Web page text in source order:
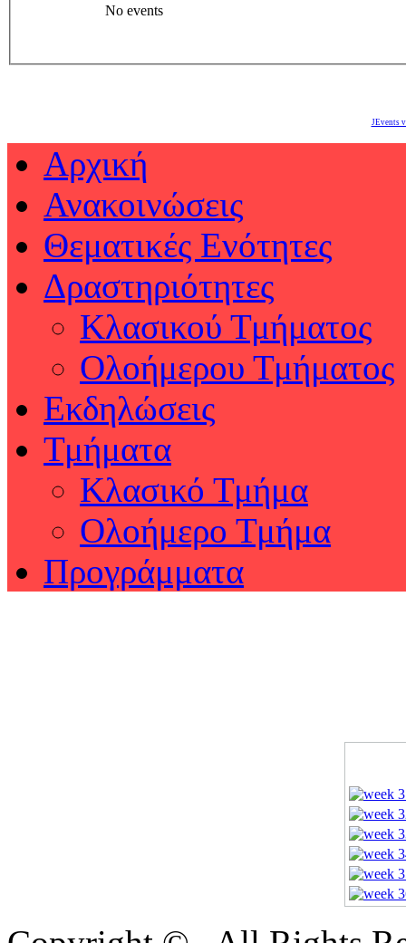
No events
JEvents
Αρχική
Ανακοινώσεις
Θεματικές Ενότητες
Δραστηριότητες
Κλασικού Τμήματος
Ολοήμερου Τμήματος
Εκδηλώσεις
Τμήματα
Κλασικό Τμήμα
Ολοήμερο Τμήμα
Προγράμματα